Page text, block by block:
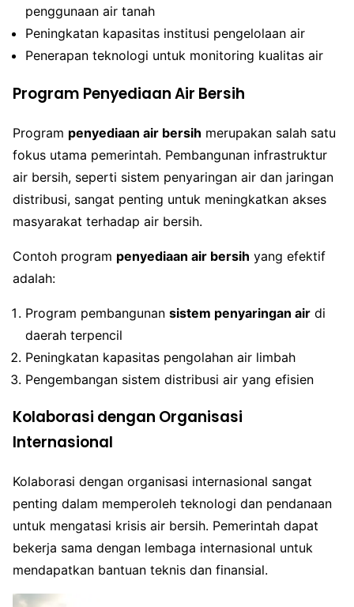
penggunaan air tanah
Peningkatan kapasitas institusi pengelolaan air
Penerapan teknologi untuk monitoring kualitas air
Program Penyediaan Air Bersih
Program penyediaan air bersih merupakan salah satu
fokus utama pemerintah. Pembangunan infrastruktur
air bersih, seperti sistem penyaringan air dan jaringan
distribusi, sangat penting untuk meningkatkan akses
masyarakat terhadap air bersih.
Contoh program penyediaan air bersih yang efektif
adalah:
Program pembangunan sistem penyaringan air di
daerah terpencil
Peningkatan kapasitas pengolahan air limbah
Pengembangan sistem distribusi air yang efisien
Kolaborasi dengan Organisasi
Internasional
Kolaborasi dengan organisasi internasional sangat
penting dalam memperoleh teknologi dan pendanaan
untuk mengatasi krisis air bersih. Pemerintah dapat
bekerja sama dengan lembaga internasional untuk
mendapatkan bantuan teknis dan finansial.